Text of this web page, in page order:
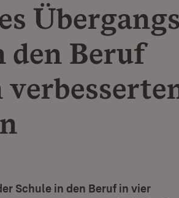
Übergangs
den Beruf
Schule in den Beruf in vier